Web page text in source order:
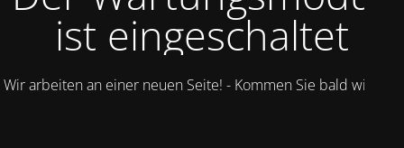
ist eingeschaltet
Wir arbeiten an einer neuen Seite! - Kommen Sie bald wieder.